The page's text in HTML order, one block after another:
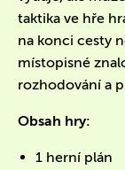
taktika ve hře
na konci cesty
místopisné
rozhodování a
Obsah hry:
1 herní plán